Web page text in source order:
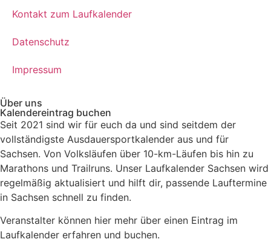
Kontakt zum Laufkalender
Datenschutz
Impressum
Über uns
Kalendereintrag buchen
Seit 2021 sind wir für euch da und sind seitdem der
vollständigste Ausdauersportkalender aus und für
Sachsen. Von Volksläufen über 10-km-Läufen bis hin zu
Marathons und Trailruns. Unser Laufkalender Sachsen wird
regelmäßig aktualisiert und hilft dir, passende Lauftermine
in Sachsen schnell zu finden.
Veranstalter können hier mehr über einen Eintrag im
Laufkalender erfahren und buchen.